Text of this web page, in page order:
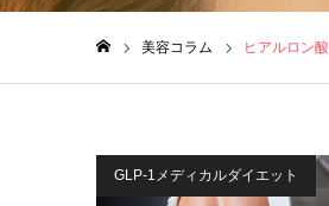
美容コラム ヒアルロン酸
GLP-1メディカルダイエット